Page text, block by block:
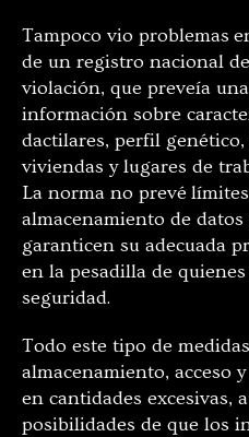
Tampoco vio problemas
de un registro nacional
violación, que preveía
información sobre
dactilares, perfil
viviendas y lugares de
La norma no prevé
almacenamiento de
garanticen su adecuada
en la pesadilla de
seguridad.
Todo este tipo de
almacenamiento, acceso
en cantidades excesivas,
posibilidades de que los